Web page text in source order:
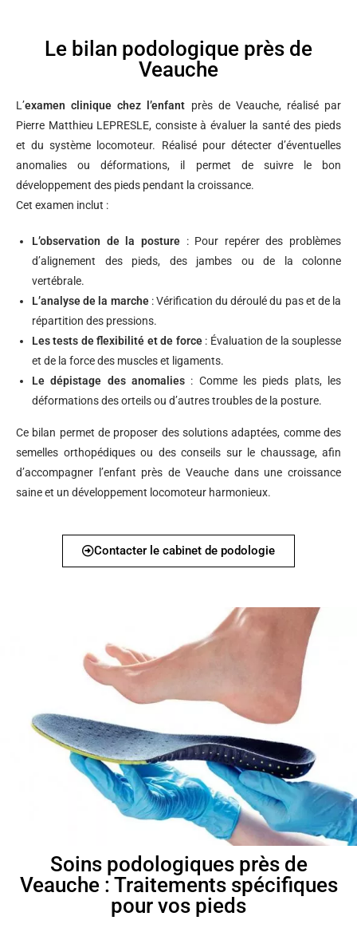
Le bilan podologique près de
Veauche
L’examen clinique chez l’enfant près de Veauche, réalisé par
Pierre Matthieu LEPRESLE, consiste à évaluer la santé des pieds
et du système locomoteur. Réalisé pour détecter d’éventuelles
anomalies ou déformations, il permet de suivre le bon
développement des pieds pendant la croissance.
Cet examen inclut :
L’observation de la posture: Pour repérer des problèmes
d’alignement des pieds, des jambes ou de la colonne
vertébrale.
L’analyse de la marche: Vérification du déroulé du pas et de la
répartition des pressions.
Les tests de flexibilité et de force: Évaluation de la souplesse
et de la force des muscles et ligaments.
Le dépistage des anomalies : Comme les pieds plats, les
déformations des orteils ou d’autres troubles de la posture.
Ce bilan permet de proposer des solutions adaptées, comme des
semelles orthopédiques ou des conseils sur le chaussage, afin
d’accompagner l’enfant près de Veauche dans une croissance
saine et un développement locomoteur harmonieux.
Contacter le cabinet de podologie
Soins podologiques près de
Veauche : Traitements spécifiques
pour vos pieds